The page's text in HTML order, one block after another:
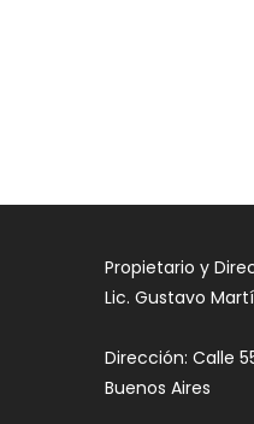
Propietario y
Lic. Gustavo
Dirección: Calle
Buenos Aires